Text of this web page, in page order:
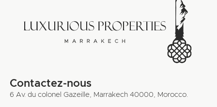
Contactez-nous
6 Av. du colonel Gazeille, Marrakech 40000, Morocco.